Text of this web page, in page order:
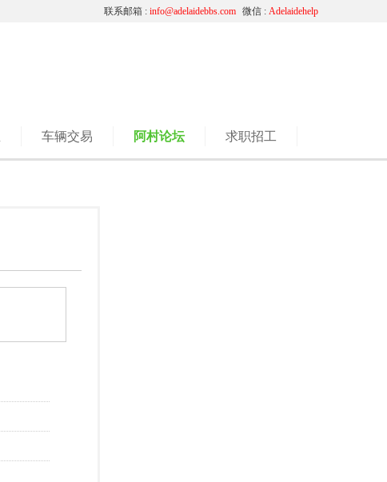
微信 : Adelaidehelp
联系邮箱 : info@adelaidebbs.com
车辆交易 阿村论坛 求职招工